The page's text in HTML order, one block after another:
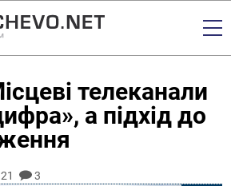
телеканали
а підхід до
21 3